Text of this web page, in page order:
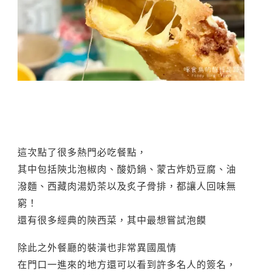
這次點了很多熱門必吃餐點，
其中包括陝北泡椒肉、酸奶鍋、蒙古炸奶豆腐、油
潑麵、西藏肉湯奶茶以及炙子骨排，都讓人回味無
窮！
還有很多經典的陝西菜，其中最想嘗試泡饃
除此之外餐廳的裝潢也非常異國風情
在門口一進來的地方還可以看到許多名人的簽名，